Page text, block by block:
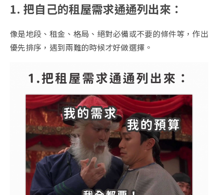
1. 把自己的租屋需求通通列出來：
像是地段、租金、格局、絕對必備或不要的條件等，作出
優先排序，遇到兩難的時候才好做選擇。